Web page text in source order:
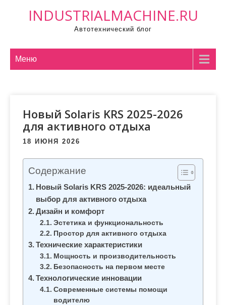
INDUSTRIALMACHINE.RU
Автотехнический блог
Меню
Новый Solaris KRS 2025-2026
для активного отдыха
18 ИЮНЯ 2026
Содержание
Новый Solaris KRS 2025-2026: идеальный
выбор для активного отдыха
Дизайн и комфорт
Эстетика и функциональность
Простор для активного отдыха
Технические характеристики
Мощность и производительность
Безопасность на первом месте
Технологические инновации
Современные системы помощи
водителю